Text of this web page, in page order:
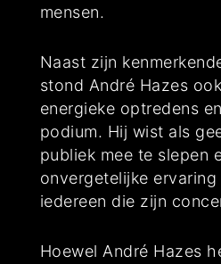
mensen.
Naast zijn
stond André Hazes
energieke optredens
podium. Hij wist als
publiek mee te slepen
onvergetelijke
iedereen die zijn
Hoewel André Hazes